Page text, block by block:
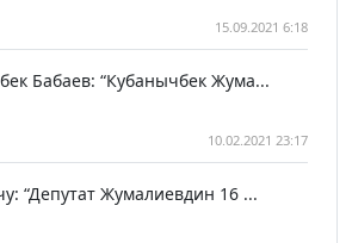
15.09.2021 6:18
Бабаев: “Кубанычбек Жума...
10.02.2021 23:17
“Депутат Жумалиевдин 16 ...